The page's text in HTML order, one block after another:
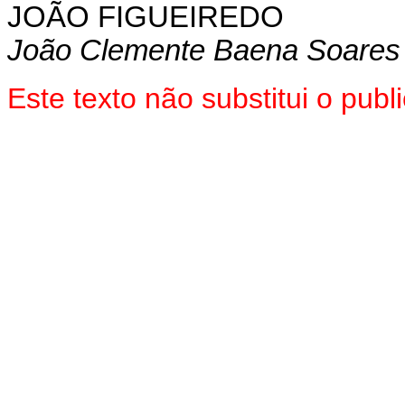
JOÃO FIGUEIREDO
João Clemente Baena Soares
Este texto não substitui o